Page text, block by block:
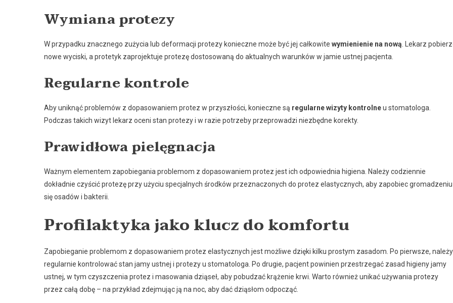
Wymiana protezy
W przypadku znacznego zużycia lub deformacji protezy konieczne może być jej całkowite wymienienie na nową. Lekarz
nowe wyciski, a protetyk zaprojektuje protezę dostosowaną do aktualnych warunków w jamie ustnej pacjenta.
Regularne kontrole
Aby uniknąć problemów z dopasowaniem protez w przyszłości, konieczne są regularne wizyty kontrolneu stomatologa.
Podczas takich wizyt lekarz oceni stan protezy i w razie potrzeby przeprowadzi niezbędne korekty.
Prawidłowa pielęgnacja
Ważnym elementem zapobiegania problemom z dopasowaniem protez jest ich odpowiednia higiena. Należy codziennie
dokładnie czyścić protezę przy użyciu specjalnych środków przeznaczonych do protez elastycznych, aby zapobiec gromadzeniu
się osadów i bakterii.
Profilaktyka jako klucz do komfortu
Zapobieganie problemom z dopasowaniem protez elastycznych jest możliwe dzięki kilku prostym zasadom. Po pierwsze, należy
regularnie kontrolować stan jamy ustnej i protezy u stomatologa. Po drugie, pacjent powinien przestrzegać zasad higieny jamy
ustnej, w tym czyszczenia protez i masowania dziąseł, aby pobudzać krążenie krwi. Warto również unikać używania protezy
przez całą dobę – na przykład zdejmując ją na noc, aby dać dziąsłom odpocząć.